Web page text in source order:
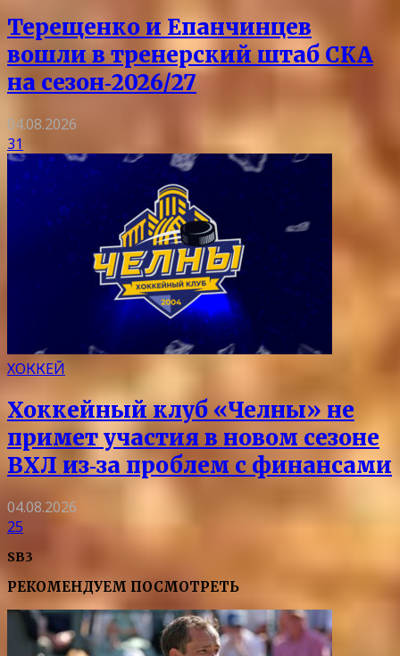
Терещенко и Епанчинцев
вошли в тренерский штаб СКА
на сезон‑2026/27
04.08.2026
31
ХОККЕЙ
Хоккейный клуб «Челны» не
примет участия в новом сезоне
ВХЛ из‑за проблем с финансами
04.08.2026
25
SB3
РЕКОМЕНДУЕМ ПОСМОТРЕТЬ